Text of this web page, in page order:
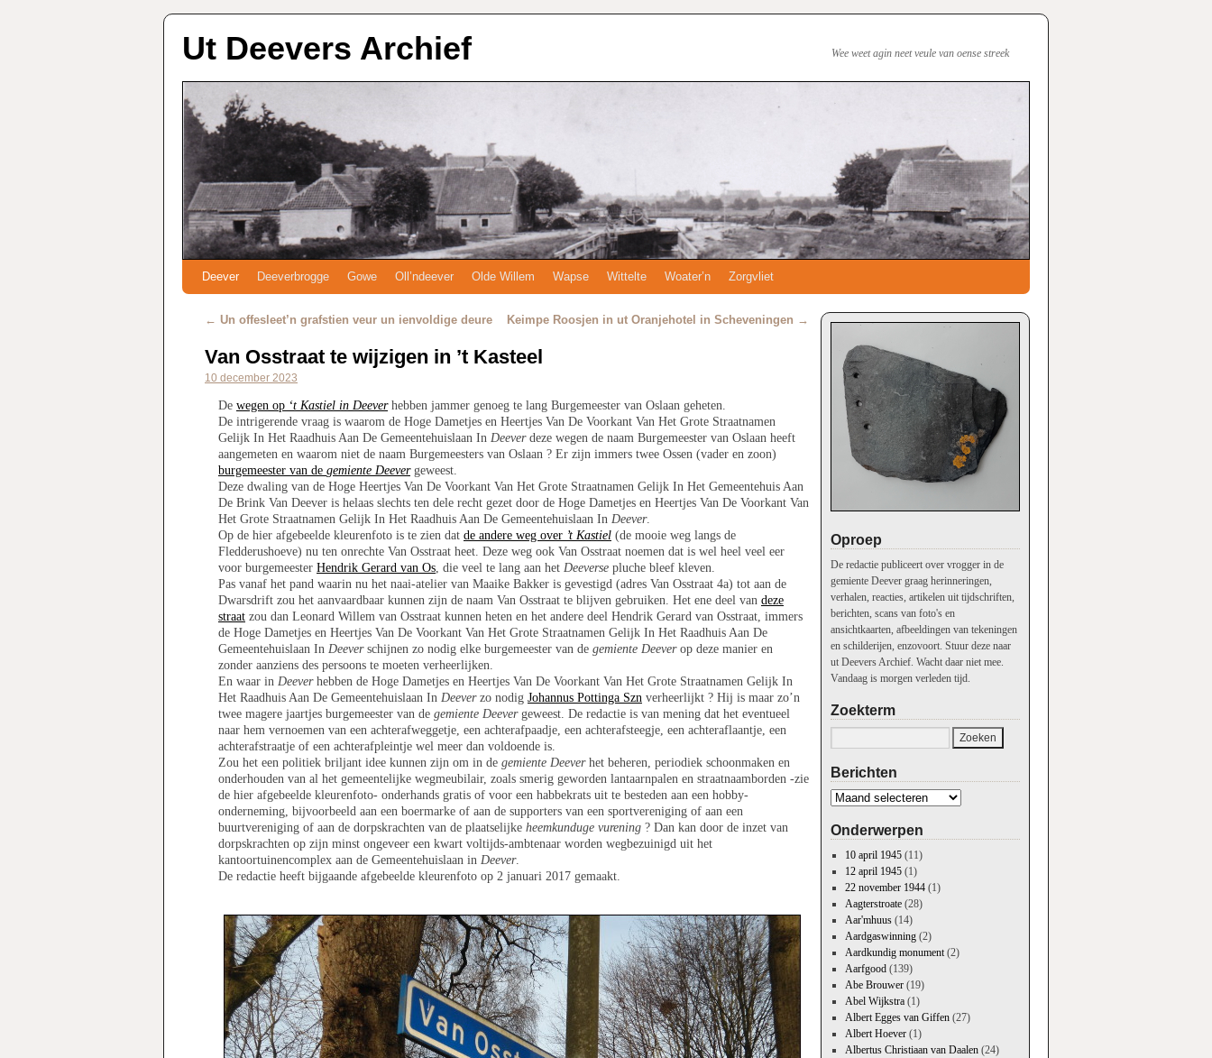
Ut Deevers Archief Wee weet agin neet veule van oense streek
Deever Deeverbrogge Gowe Oll’ndeever Olde Willem Wapse Wittelte Woater’n Zorgvliet
← Un offesleet’n grafstien veur un ienvoldige deure Keimpe Roosjen in ut Oranjehotel in Scheveningen →
Van Osstraat te wijzigen in ’t Kasteel
10 december 2023
De wegen op ‘t Kastiel in Deeverhebben jammer genoeg te lang Burgemeester van Oslaan geheten.
De intrigerende vraag is waarom de Hoge Dametjes en Heertjes Van De Voorkant Van Het Grote Straatnamen
Gelijk In Het Raadhuis Aan De Gemeentehuislaan In Deeverdeze wegen de naam Burgemeester van Oslaan heeft
aangemeten en waarom niet de naam Burgemeesters van Oslaan ? Er zijn immers twee Ossen (vader en zoon)
burgemeester van de gemiente Deevergeweest.
Deze dwaling van de Hoge Heertjes Van De Voorkant Van Het Grote Straatnamen Gelijk In Het Gemeentehuis Aan
De Brink Van Deever is helaas slechts ten dele recht gezet door de Hoge Dametjes en Heertjes Van De Voorkant Van
Het Grote Straatnamen Gelijk In Het Raadhuis Aan De Gemeentehuislaan In Deever.
Op de hier afgebeelde kleurenfoto is te zien dat de andere weg over ’t Kastiel (de mooie weg langs de
Fledderushoeve) nu ten onrechte Van Osstraat heet. Deze weg ook Van Osstraat noemen dat is wel heel veel eer
voor burgemeester Hendrik Gerard van Os , die veel te lang aan het Deeverse pluche bleef kleven.
Pas vanaf het pand waarin nu het naai-atelier van Maaike Bakker is gevestigd (adres Van Osstraat 4a) tot aan de
Dwarsdrift zou het aanvaardbaar kunnen zijn de naam Van Osstraat te blijven gebruiken. Het ene deel van deze
straat zou dan Leonard Willem van Osstraat kunnen heten en het andere deel Hendrik Gerard van Osstraat, immers
de Hoge Dametjes en Heertjes Van De Voorkant Van Het Grote Straatnamen Gelijk In Het Raadhuis Aan De
Gemeentehuislaan In Deeverschijnen zo nodig elke burgemeester van de gemiente Deeverop deze manier en
zonder aanziens des persoons te moeten verheerlijken.
En waar in Deeverhebben de Hoge Dametjes en Heertjes Van De Voorkant Van Het Grote Straatnamen Gelijk In
Het Raadhuis Aan De Gemeentehuislaan In Deeverzo nodig Johannus Pottinga Szn verheerlijkt ? Hij is maar zo’n
twee magere jaartjes burgemeester van de gemiente Deevergeweest. De redactie is van mening dat het eventueel
naar hem vernoemen van een achterafweggetje, een achterafpaadje, een achterafsteegje, een achteraflaantje, een
achterafstraatje of een achterafpleintje wel meer dan voldoende is.
Zou het een politiek briljant idee kunnen zijn om in de gemiente Deeverhet beheren, periodiek schoonmaken en
onderhouden van al het gemeentelijke wegmeubilair, zoals smerig geworden lantaarnpalen en straatnaamborden -zie
de hier afgebeelde kleurenfoto- onderhands gratis of voor een habbekrats uit te besteden aan een hobby-
onderneming, bijvoorbeeld aan een boermarke of aan de supporters van een sportvereniging of aan een
buurtvereniging of aan de dorpskrachten van de plaatselijke heemkunduge vurening ? Dan kan door de inzet van
dorpskrachten op zijn minst ongeveer een kwart voltijds-ambtenaar worden wegbezuinigd uit het
kantoortuinencomplex aan de Gemeentehuislaan in Deever.
De redactie heeft bijgaande afgebeelde kleurenfoto op 2 januari 2017 gemaakt.
Oproep
De redactie publiceert over vrogger in de
gemiente Deever graag herinneringen,
verhalen, reacties, artikelen uit tijdschriften,
berichten, scans van foto's en
ansichtkaarten, afbeeldingen van tekeningen
en schilderijen, enzovoort. Stuur deze naar
ut Deevers Archief. Wacht daar niet mee.
Vandaag is morgen verleden tijd.
Zoekterm
Berichten
Onderwerpen
10 april 1945(11)
12 april 1945(1)
22 november 1944(1)
Aagterstroate(28)
Aar'mhuus(14)
Aardgaswinning(2)
Aardkundig monument(2)
Aarfgood(139)
Abe Brouwer(19)
Abel Wijkstra(1)
Albert Egges van Giffen(27)
Albert Hoever(1)
Albertus Christiaan van Daalen(24)